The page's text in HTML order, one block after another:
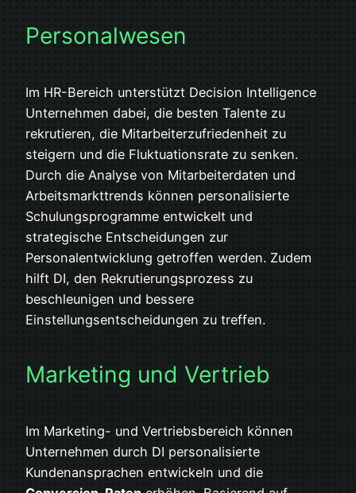
Personalwesen
Im HR-Bereich unterstützt Decision Intelligence
Unternehmen dabei, die besten Talente zu
rekrutieren, die Mitarbeiterzufriedenheit zu
steigern und die Fluktuationsrate zu senken.
Durch die Analyse von Mitarbeiterdaten und
Arbeitsmarkttrends können personalisierte
Schulungsprogramme entwickelt und
strategische Entscheidungen zur
Personalentwicklung getroffen werden. Zudem
hilft DI, den Rekrutierungsprozess zu
beschleunigen und bessere
Einstellungsentscheidungen zu treffen.
Marketing und Vertrieb
Im Marketing- und Vertriebsbereich können
Unternehmen durch DI personalisierte
Kundenansprachen entwickeln und die